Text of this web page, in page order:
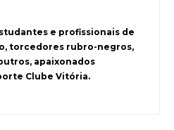
e profissionais de
torcedores rubro-negros,
apaixonados
Clube Vitória.